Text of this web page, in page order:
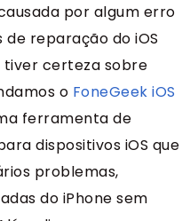
por algum erro
reparação do iOS
tiver certeza sobre
o FoneGeek iOS
ferramenta de
dispositivos iOS que
problemas,
do iPhone sem